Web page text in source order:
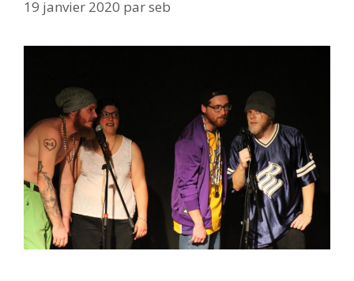
19 janvier 2020 parseb